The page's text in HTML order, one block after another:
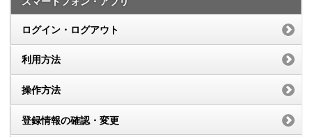
ログイン・ログアウト
利用方法
操作方法
登録情報の確認・変更